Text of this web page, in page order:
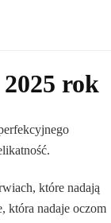
rok
które nadają
która nadaje oczom